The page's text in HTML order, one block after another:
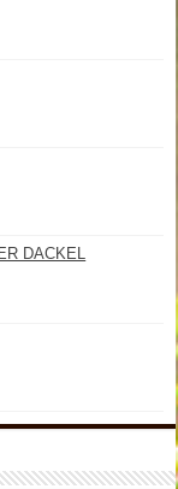
DACKEL